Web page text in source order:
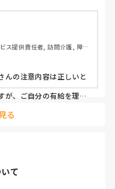
こと。このことを上司
時は、有休をとるから
止にさせてもらうこと
ス提供責任者, 訪問介護, 障害
んの注意内容は正しいと
が、ご自分の有給を理由
ことを信頼されてるんで
る
て